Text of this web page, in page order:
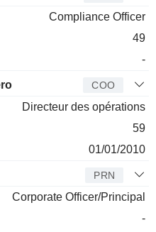
Compliance Officer
49
-
COO
Directeur des opérations
59
01/01/2010
PRN
Corporate Officer/Principal
-